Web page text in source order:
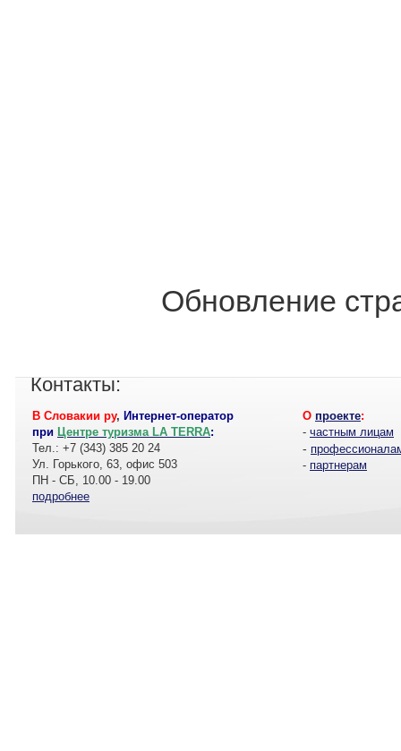
Обновление
Контакты:
В Словакии ру, Интернет-оператор
при Центре туризма LA TERRA:
Тел.: +7 (343) 385 20 24
Ул. Горького, 63, офис 503
ПН - СБ, 10.00 - 19.00
подробнее
О проекте:
- частным лицам
-
- партнерам